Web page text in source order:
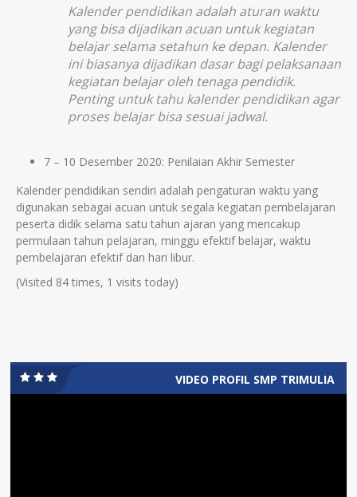
Kalender pendidikan adalah aturan waktu
yang bisa dijadikan acuan untuk kegiatan
belajar selama setahun ke depan. Kalender
ini biasanya dijadikan dasar bagi pelaksanaan
kegiatan belajar oleh tenaga pendidik.
Penting untuk tahu kalender pendidikan agar
proses belajar bisa sesuai jadwal.
7 – 10 Desember 2020: Penilaian Akhir Semester
Kalender pendidikan sendiri adalah pengaturan waktu yang
digunakan sebagai acuan untuk segala kegiatan pembelajaran
peserta didik selama satu tahun ajaran yang mencakup
permulaan tahun pelajaran, minggu efektif belajar, waktu
pembelajaran efektif dan hari libur.
(Visited 84 times, 1 visits today)
VIDEO PROFIL SMP TRIMULIA